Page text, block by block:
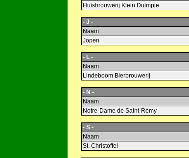
Huisbrouwerij Klein Duimpje
- J -
Naam
Jopen
- L -
Naam
Lindeboom Bierbrouwerij
- N -
Naam
Notre-Dame de Saint-Rémy
- S -
Naam
St. Christoffel